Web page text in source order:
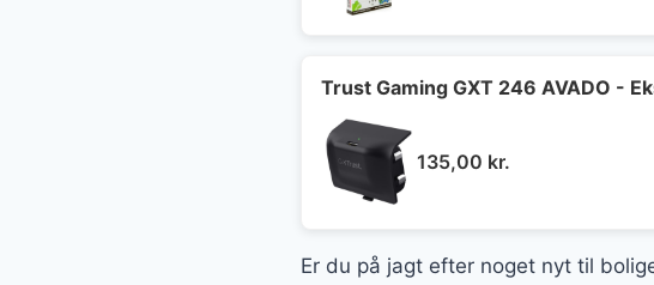
Trust Gaming GXT 246 AVADO -
135,00 kr.
Er du på jagt efter noget nyt til